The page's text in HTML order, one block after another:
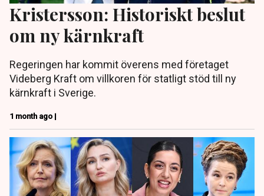
Kristersson: Historiskt beslut
om ny kärnkraft
Regeringen har kommit överens med företaget
Videberg Kraft om villkoren för statligt stöd till ny
kärnkraft i Sverige.
1 month ago |